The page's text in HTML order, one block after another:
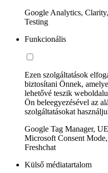
Google Analytics,
Testing
Funkcionális
Ezen szolgáltatások
biztosítani Önnek,
lehetővé teszik
Ön beleegyezésével az
szolgáltatásokat
Google Tag Manager,
Microsoft Consent
Freshchat
Külső médiatartalom